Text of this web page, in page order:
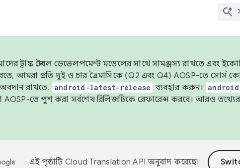
ট্রাঙ্ক স্টেবল ডেভেলপমেন্ট মডেলের সাথে সামঞ্জস্য রাখতে এবং
আমরা প্রতি দুই ও চার ত্রৈমাসিকে (Q2 এবং Q4) AOSP-তে সোর্স
রাখতে,
android-latest-release ব্যবহার করুন।
AOSP-তে পুশ করা সর্বশেষ রিলিজটিকে রেফারেন্স করবে। আরও
এই পৃষ্ঠাটি Cloud Translation API অনুবাদ করেছে।